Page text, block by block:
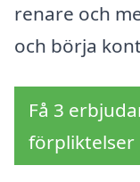
renare och
och börja
Få 3
förpliktelser